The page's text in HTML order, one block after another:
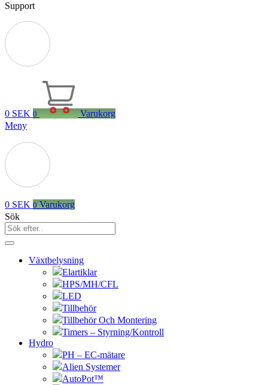
Support
0 SEK 0
Varukorg
Meny
0 SEK 0 Varukorg
Sök
Växtbelysning
Elartiklar
HPS/MH/CFL
LED
Tillbehör
Tillbehör Och Montering
Timers – Styrning/Kontroll
Hydro
PH – EC-mätare
Alien Systemer
AutoPot™